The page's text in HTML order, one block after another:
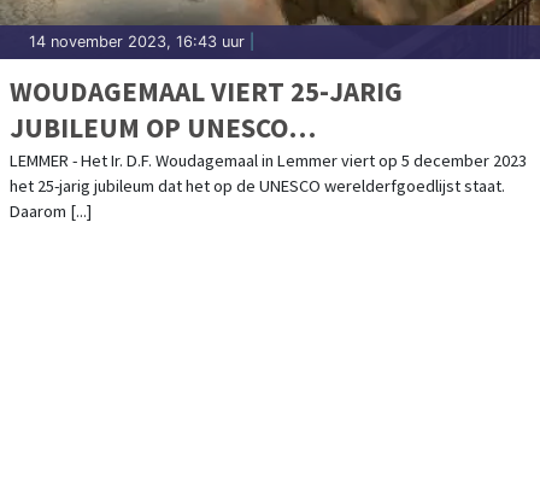
14 november 2023, 16:43 uur
WOUDAGEMAAL VIERT 25-JARIG
JUBILEUM OP UNESCO
WERELDERFGOEDLIJST
LEMMER - Het Ir. D.F. Woudagemaal in Lemmer viert op 5 december 2023
het 25-jarig jubileum dat het op de UNESCO werelderfgoedlijst staat.
Daarom [...]